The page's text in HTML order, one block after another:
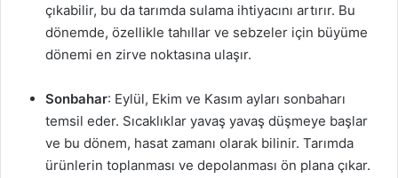
çıkabilir, bu da tarımda sulama ihtiyacını artırır. Bu
dönemde, özellikle tahıllar ve sebzeler için büyüme
dönemi en zirve noktasına ulaşır.
Sonbahar: Eylül, Ekim ve Kasım ayları sonbaharı
temsil eder. Sıcaklıklar yavaş yavaş düşmeye başlar
ve bu dönem, hasat zamanı olarak bilinir. Tarımda
ürünlerin toplanması ve depolanması ön plana çıkar.